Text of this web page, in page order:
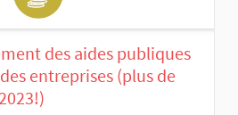
des aides publiques
entreprises (plus de